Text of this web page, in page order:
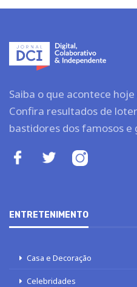
Saiba o que acontece
Confira resultados de
bastidores dos famosos e
ENTRETENIMENTO
Casa e Decoração
Celebridades